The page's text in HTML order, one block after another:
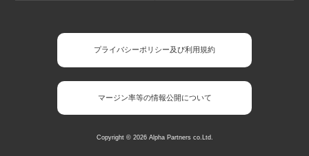
プライバシーポリシー及び利用規約
マージン率等の情報公開について
Copyright © 2026 Alpha Partners co.Ltd.